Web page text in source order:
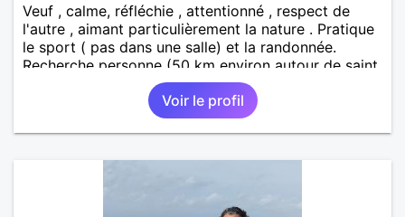
Veuf , calme, réfléchie , attentionné , respect de
l'autre , aimant particulièrement la nature . Pratique
le sport ( pas dans une salle) et la randonnée.
Recherche personne (50 km environ autour de saint
étienne) pour finir le reste de ma vie , sereinement ,
en parfaite harmonie et confiance.
Voir le profil